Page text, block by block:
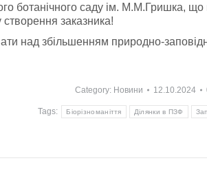
ботанічного саду ім. М.М.Гришка, що
заказника!
над збільшенням природно-
Category: Новини 12.10.2024
Tags: Біорізноманіття Ділянки в ПЗФ